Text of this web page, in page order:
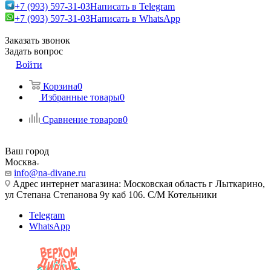
+7 (993) 597-31-03Написать в Telegram
+7 (993) 597-31-03Написать в WhatsApp
Заказать звонок
Задать вопрос
Войти
Корзина0
Избранные товары0
Сравнение товаров0
Ваш город
Москва
info@na-divane.ru
Адрес интернет магазина: Московская область г Лыткарино,
ул Степана Степанова 9у каб 106. С/М Котельники
Telegram
WhatsApp